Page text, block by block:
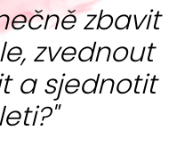
zbavit
zvednout
a sjednotit